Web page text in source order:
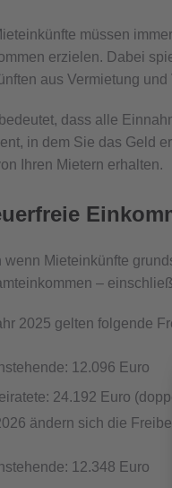
müssen
erzielen. Dabei
aus Vermietung
dass alle
in dem Sie das Geld
Ihren Mietern erhalten.
wenn Mieteinkünfte
–
2025 gelten folgende
12.096 Euro
24.192 Euro
ändern sich die
12.348 Euro